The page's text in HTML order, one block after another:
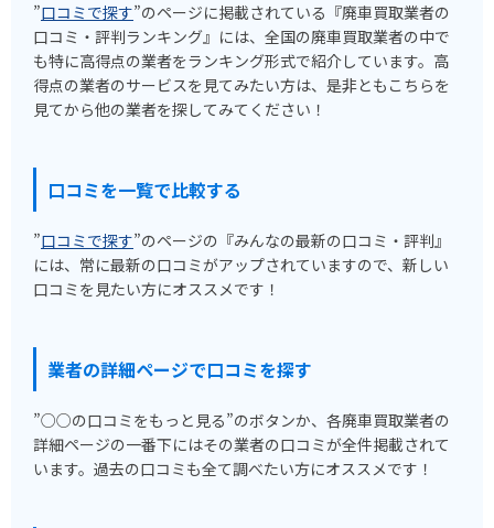
”口コミで探す”のページに掲載されている『廃車買取業者の
口コミ・評判ランキング』には、全国の廃車買取業者の中で
も特に高得点の業者をランキング形式で紹介しています。高
得点の業者のサービスを見てみたい方は、是非ともこちらを
見てから他の業者を探してみてください！
口コミを一覧で比較する
”口コミで探す”のページの『みんなの最新の口コミ・評判』
には、常に最新の口コミがアップされていますので、新しい
口コミを見たい方にオススメです！
業者の詳細ページで口コミを探す
”○○の口コミをもっと見る”のボタンか、各廃車買取業者の
詳細ページの一番下にはその業者の口コミが全件掲載されて
います。過去の口コミも全て調べたい方にオススメです！